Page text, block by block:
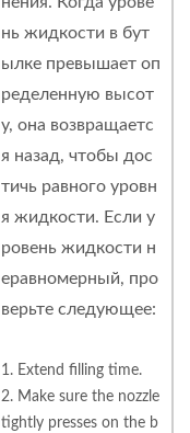
нь жидкости в бут
ылке превышает оп
ределенную высот
у, она возвращаетс
я назад, чтобы дос
тичь равного уровн
я жидкости. Если у
ровень жидкости н
еравномерный, про
верьте следующее:
1. Extend filling time.
2. Make sure the nozzle
tightly presses on the b